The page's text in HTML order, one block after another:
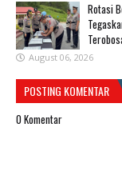
Rotasi
August 06, 2026
POSTING KOMENTAR
0 Komentar